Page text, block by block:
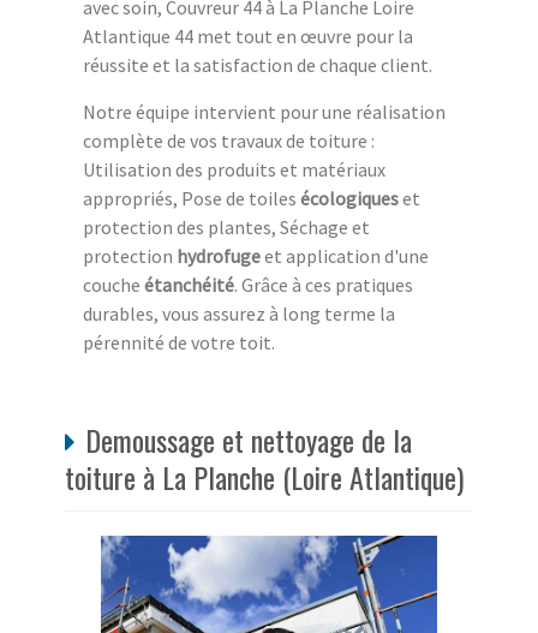
avec soin, Couvreur 44 à La Planche Loire
Atlantique 44 met tout en œuvre pour la
réussite et la satisfaction de chaque client.
Notre équipe intervient pour une réalisation
complète de vos travaux de toiture :
Utilisation des produits et matériaux
appropriés, Pose de toiles écologiqueset
protection des plantes, Séchage et
protection hydrofugeet application d'une
couche étanchéité. Grâce à ces pratiques
durables, vous assurez à long terme la
pérennité de votre toit.
Demoussage et nettoyage de la
toiture à La Planche (Loire Atlantique)